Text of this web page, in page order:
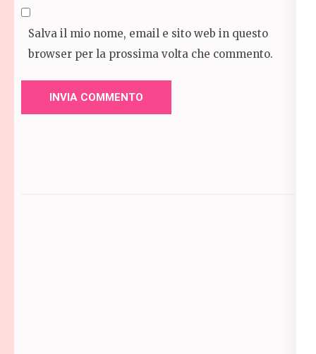
Salva il mio nome, email e sito web in questo
browser per la prossima volta che commento.